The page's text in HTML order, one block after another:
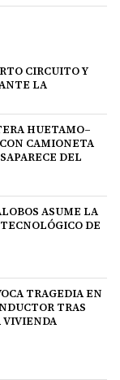
CIRCUITO Y
LA
HUETAMO–
CAMIONETA
DEL
ASUME LA
DE
TRAGEDIA EN
TRAS
VIVIENDA